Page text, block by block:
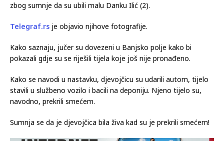
zbog sumnje da su ubili malu Danku Ilić (2).
Telegraf.rs je objavio njihove fotografije.
Kako saznaju, jučer su dovezeni u Banjsko polje kako bi
pokazali gdje su se riješili tijela koje još nije pronađeno.
Kako se navodi u nastavku, djevojčicu su udarili autom, tijelo
stavili u službeno vozilo i bacili na deponiju. Njeno tijelo su,
navodno, prekrili smećem.
Sumnja se da je djevojčica bila živa kad su je prekrili smećem!